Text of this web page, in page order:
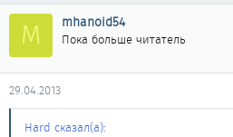
M mhanoid54
Пока больше читатель
29.04.2013
Hard сказал(а):